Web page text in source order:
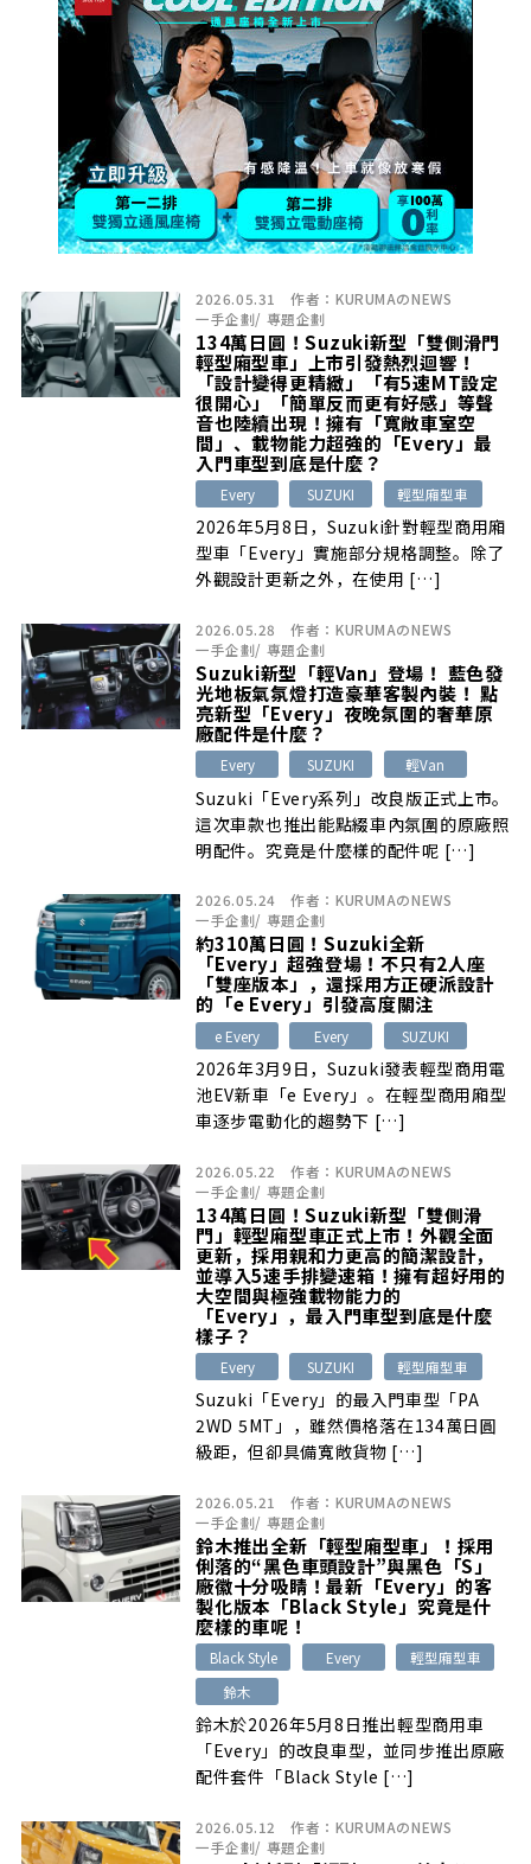
2026.05.31 作者： KURUMAのNEWS
一手企劃/ 專題企劃
134萬日圓！Suzuki新型「雙側滑門
輕型廂型車」上市引發熱烈迴響！
「設計變得更精緻」「有5速MT設定
很開心」「簡單反而更有好感」等聲
音也陸續出現！擁有「寬敞車室空
間」、載物能力超強的「Every」最
入門車型到底是什麼？
Every SUZUKI 輕型廂型車
2026年5月8日，Suzuki針對輕型商用廂
型車「Every」實施部分規格調整。除了
外觀設計更新之外，在使用 […]
2026.05.28 作者： KURUMAのNEWS
一手企劃/ 專題企劃
Suzuki新型「輕Van」登場！ 藍色發
光地板氣氛燈打造豪華客製內裝！ 點
亮新型「Every」夜晚氛圍的奢華原
廠配件是什麼？
Every SUZUKI 輕Van
Suzuki「Every系列」改良版正式上市。
這次車款也推出能點綴車內氛圍的原廠照
明配件。究竟是什麼樣的配件呢 […]
2026.05.24 作者： KURUMAのNEWS
一手企劃/ 專題企劃
約310萬日圓！Suzuki全新
「Every」超強登場！不只有2人座
「雙座版本」，還採用方正硬派設計
的「e Every」引發高度關注
e Every Every SUZUKI
2026年3月9日，Suzuki發表輕型商用電
池EV新車「e Every」。在輕型商用廂型
車逐步電動化的趨勢下 […]
2026.05.22 作者： KURUMAのNEWS
一手企劃/ 專題企劃
134萬日圓！Suzuki新型「雙側滑
門」輕型廂型車正式上市！外觀全面
更新，採用親和力更高的簡潔設計，
並導入5速手排變速箱！擁有超好用的
大空間與極強載物能力的
「Every」，最入門車型到底是什麼
樣子？
Every SUZUKI 輕型廂型車
Suzuki「Every」的最入門車型「PA
2WD 5MT」，雖然價格落在134萬日圓
級距，但卻具備寬敞貨物 […]
2026.05.21 作者： KURUMAのNEWS
一手企劃/ 專題企劃
鈴木推出全新「輕型廂型車」！採用
俐落的“黑色車頭設計”與黑色「S」
廠徽十分吸睛！最新「Every」的客
製化版本「Black Style」究竟是什
麼樣的車呢！
Black Style Every
輕型廂型車
鈴木
鈴木於2026年5月8日推出輕型商用車
「Every」的改良車型，並同步推出原廠
配件套件「Black Style […]
2026.05.12 作者： KURUMAのNEWS
一手企劃/ 專題企劃